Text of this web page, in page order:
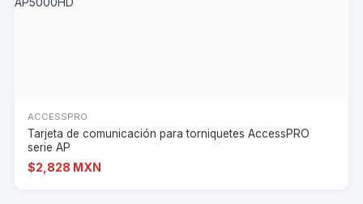
ACCESSPRO
Tarjeta de comunicación para torniquetes AccessPRO
serie AP
$2,828 MXN